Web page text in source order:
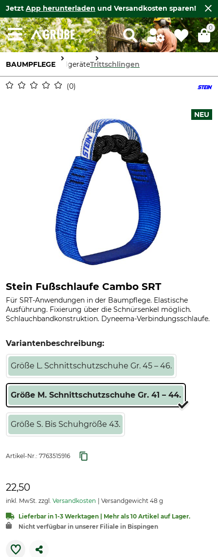
Jetzt App herunterladen und Versandkosten sparen!
0
BAUMPFLEGE SeilgeräteTrittschlingen
0
NEU
Stein Fußschlaufe Cambo SRT
Für SRT-Anwendungen in der Baumpflege. Elastische
Ausführung. Fixierung über die Schnürsenkel möglich.
Schlauchbandkonstruktion. Dyneema-Verbindungsschlaufe.
Variantenbeschreibung:
Größe L. Schnittschutzschuhe Gr. 45 – 46.
Größe M. Schnittschutzschuhe Gr. 41 – 44.
Größe S. Bis Schuhgröße 43.
Artikel-Nr.: 7763515916
22,50
inkl. MwSt. zzgl. Versandkosten Versandgewicht 48 g
Lieferbar in 1-3 Werktagen | Mehr als 10 Artikel auf Lager.
Nicht verfügbar in unserer Filiale in Bispingen